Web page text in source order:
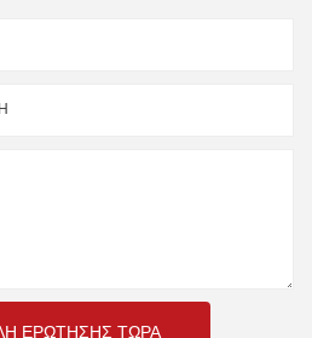
ΕΡΏΤΗΣΗΣ ΤΏΡΑ